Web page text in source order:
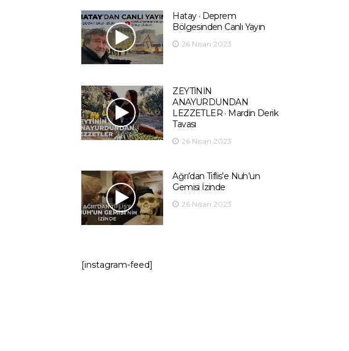
Hatay · Deprem
Bölgesinden Canlı Yayın
26 Nisan 2023
ZEYTİNİN
ANAYURDUNDAN
LEZZETLER · Mardin Derik
Tavası
26 Nisan 2023
Ağrı’dan Tiflis’e Nuh’un
Gemisi İzinde
26 Nisan 2023
[instagram-feed]